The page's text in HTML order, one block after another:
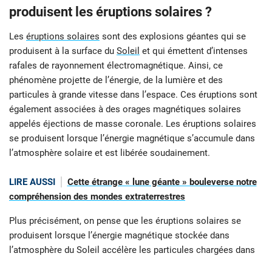
produisent les éruptions solaires ?
Les éruptions solaires sont des explosions géantes qui se
produisent à la surface du Soleil et qui émettent d’intenses
rafales de rayonnement électromagnétique. Ainsi, ce
phénomène projette de l’énergie, de la lumière et des
particules à grande vitesse dans l’espace. Ces éruptions sont
également associées à des orages magnétiques solaires
appelés éjections de masse coronale. Les éruptions solaires
se produisent lorsque l’énergie magnétique s’accumule dans
l’atmosphère solaire et est libérée soudainement.
LIRE AUSSI
Cette étrange « lune géante » bouleverse notre
compréhension des mondes extraterrestres
Plus précisément, on pense que les éruptions solaires se
produisent lorsque l’énergie magnétique stockée dans
l’atmosphère du Soleil accélère les particules chargées dans